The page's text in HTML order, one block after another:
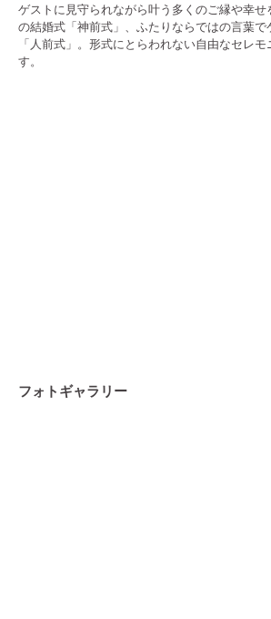
ゲストに見守られながら叶う多くのご縁や幸
の結婚式「神前式」、ふたりならではの言葉で
「人前式」。形式にとらわれない自由なセレ
す。
フォトギャラリー